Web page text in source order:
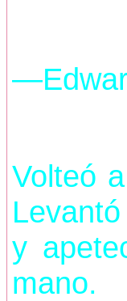
Volteó
y
mano.